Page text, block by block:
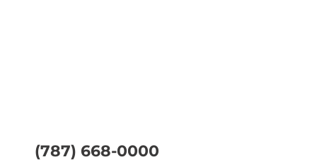
(787) 668-0000